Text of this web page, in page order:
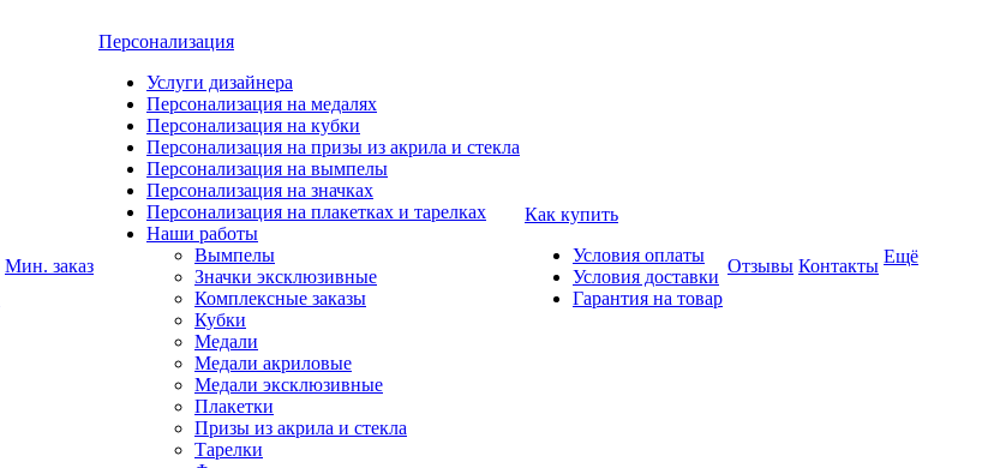
Мин. заказ
Персонализация
Услуги дизайнера
Персонализация на медалях
Персонализация на кубки
Персонализация на призы из акрила и стекла
Персонализация на вымпелы
Персонализация на значках
Персонализация на плакетках и тарелках
Наши работы
Вымпелы
Значки эксклюзивные
Комплексные заказы
Кубки
Медали
Медали акриловые
Медали эксклюзивные
Плакетки
Призы из акрила и стекла
Тарелки
Как купить
Условия оплаты
Условия доставки
Гарантия на товар
Отзывы Контакты Ещё